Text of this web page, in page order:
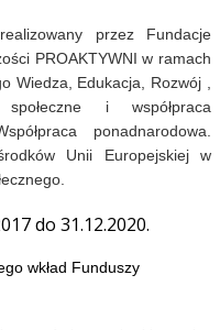
przez Fundacje
PROAKTYWNI w ramach
Wiedza, Edukacja, Rozwój ,
i współpraca
ponadnarodowa.
Unii Europejskiej w
do 31.12.2020.
wkład Funduszy